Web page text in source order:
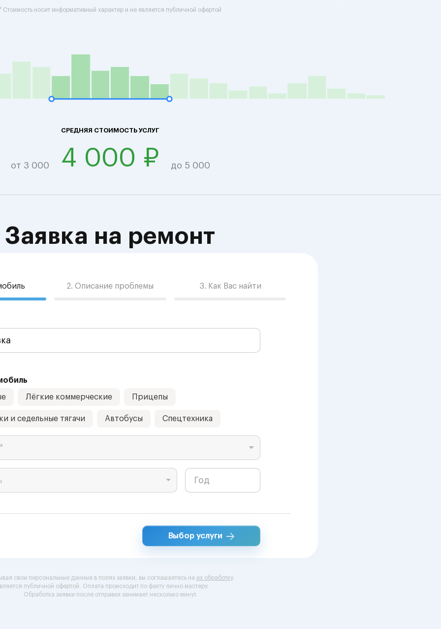
Стоимость носит информативный характер и не является публичной офертой
СРЕДНЯЯ СТОИМОСТЬ УСЛУГ
от 3 000 4 000 ₽ до 5 000
Заявка на ремонт
2. Описание проблемы 3. Как Вас найти
Лёгкие коммерческие Прицепы
и седельные тягачи Автобусы Спецтехника
Выбор услуги
свои персональные данные в полях заявки, вы соглашаетесь на их обработку.
публичной офертой. Оплата происходит по факту лично мастеру.
Обработка заявки после отправки занимает несколько минут.